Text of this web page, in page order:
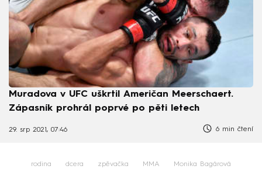
Muradova v UFC uškrtil Američan Meerschaert.
Zápasník prohrál poprvé po pěti letech
29. srp 2021, 07:46 6 min čtení
rodina dcera zpěvačka MMA Monika Bagárová